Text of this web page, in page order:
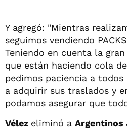
Y agregó: "Mientras
seguimos vendiendo
Teniendo en cuenta la
que están haciendo cola
pedimos paciencia a todos
a adquirir sus traslados y
podamos asegurar que
Vélez eliminó a Argentinos